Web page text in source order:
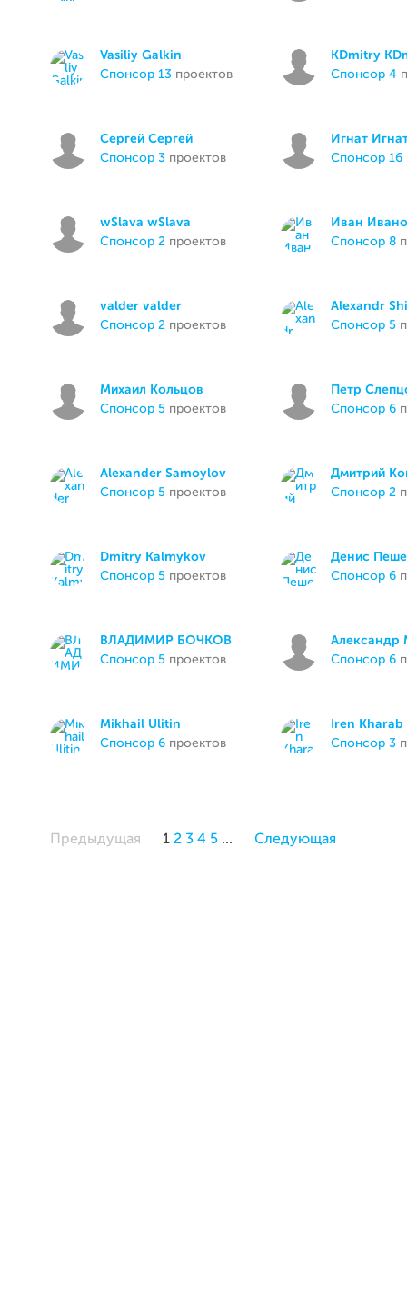
Vasiliy Galkin
спонсор 13 проектов
KDmitry
спонсор 4
Сергей Сергей
спонсор 3 проектов
Игнат
спонсор 16
wSlava wSlava
спонсор 2 проектов
Иван
спонсор 8
valder valder
спонсор 2 проектов
Alexandr
спонсор 5
Михаил Кольцов
спонсор 5 проектов
Петр
спонсор 6
Alexander Samoylov
спонсор 5 проектов
Дмитрий
спонсор 2
Dmitry Kalmykov
спонсор 5 проектов
Денис
спонсор 6
ВЛАДИМИР БОЧКОВ
спонсор 5 проектов
Александр
спонсор 6
Mikhail Ulitin
спонсор 6 проектов
Iren Kharab
спонсор 3
Предыдущая 1 2 3 4 5 ... Следующая